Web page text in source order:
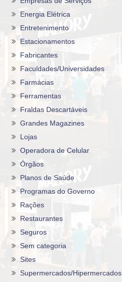
Energia Elétrica
Entretenimento
Estacionamentos
Fabricantes
Faculdades/Universidades
Farmácias
Ferramentas
Fraldas Descartáveis
Grandes Magazines
Lojas
Operadora de Celular
Órgãos
Planos de Saúde
Programas do Governo
Rações
Restaurantes
Seguros
Sem categoria
Sites
Supermercados/Hipermercados